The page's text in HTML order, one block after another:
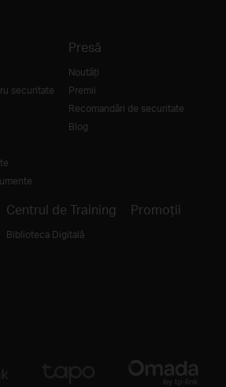
securitate
Presă
Noutăţi
Premii
Recomandări de securitate
Blog
Centrul de Training
Biblioteca Digitală
Promoții